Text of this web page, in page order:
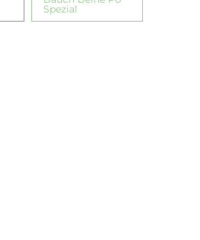
Spezial